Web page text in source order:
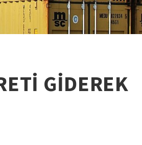
GİDEREK